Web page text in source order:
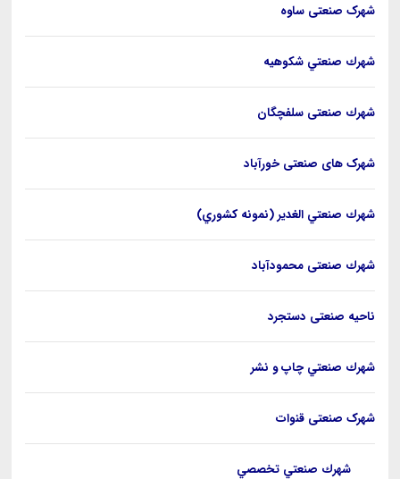
شهرک صنعتی ساوه
شهرك صنعتي شكوهيه
شهرك صنعتی سلفچگان
شهرک های صنعتی خورآباد
شهرك صنعتي الغدير (نمونه كشوري)
شهرك صنعتی محمودآباد
ناحيه صنعتی دستجرد
شهرك صنعتي چاپ و نشر
شهرک صنعتی قنوات